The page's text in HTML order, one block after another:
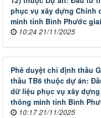
phục vụ xây dựng Chính
minh tỉnh Bình Phước
10:24 21/11/2025
Phê duyệt chỉ định thầu
thầu TB6 thuộc dự án:
dữ liệu phục vụ xây
thông minh tỉnh Bình
10:17 21/11/2025